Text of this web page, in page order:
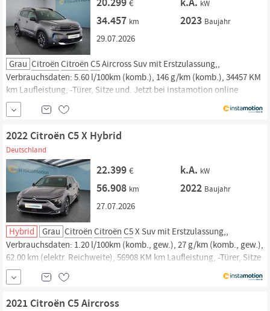
€ kW
34.457 km 2023 Baujahr
29.07.2026
Grau Citroën Citroën C5Aircross Suv mit Erstzulassung,,
Verbrauchsdaten: 5.60 l/100km (komb.), 146 g/km (komb.), 34457 KM
km Laufleistung, -Türer, Sitze und. Jetzt bei instamotion online
kaufen oder günstig finanzieren. Nur geprüfte Fahrzeuge mit
Garantie, 14 Tage Rückgaberecht und Lieferung vor die Haustür. Jetzt
2022 Citroën C5 X Hybrid
Deutschland
22.399 € k.A. kW
56.908 km 2022 Baujahr
27.07.2026
Hybrid Grau Citroën Citroën C5X Suv mit Erstzulassung,,
Verbrauchsdaten: 1.20 l/100km (komb., gew.), 27 g/km (komb., gew.),
62.00 km (elektr. Reichweite), 56908 KM km Laufleistung, -Türer, Sitze
und. Jetzt bei instamotion online kaufen oder günstig finanzieren.
Nur geprüfte Fahrzeuge mit Garantie, 14 Tage Rückgaberecht und...
2021 Citroën C5 Aircross